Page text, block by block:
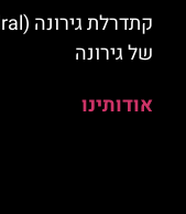
של גירונה
אודותינו